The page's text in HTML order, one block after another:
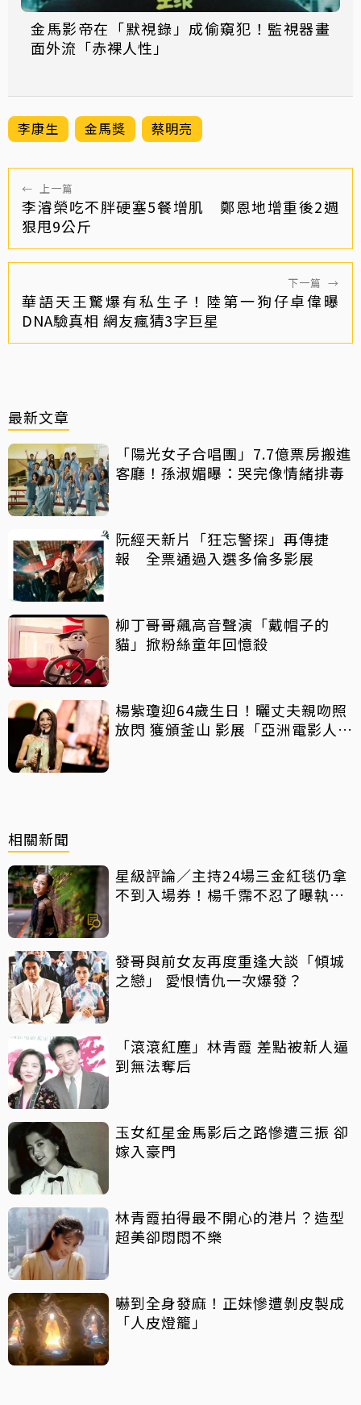
金馬影帝在「默視錄」成偷窺犯！監視器畫
面外流「赤裸人性」
李康生 金馬獎 蔡明亮
← 上一篇
李濬榮吃不胖硬塞5餐增肌 鄭恩地增重後2週
狠甩9公斤
下一篇 →
華語天王驚爆有私生子！陸第一狗仔卓偉曝
DNA驗真相 網友瘋猜3字巨星
最新文章
「陽光女子合唱團」7.7億票房搬進
客廳！孫淑媚曝：哭完像情緒排毒
阮經天新片「狂忘警探」再傳捷
報 全票通過入選多倫多影展
柳丁哥哥飆高音聲演「戴帽子的
貓」掀粉絲童年回憶殺
楊紫瓊迎64歲生日！曬丈夫親吻照
放閃 獲頒釜山 影展「亞洲電影人
相關新聞
星級評論／主持24場三金紅毯仍拿
不到入場券！楊千霈不忍了曝執委
發哥與前女友再度重逢大談「傾城
之戀」 愛恨情仇一次爆發？
「滾滾紅塵」林青霞 差點被新人逼
到無法奪后
玉女紅星金馬影后之路慘遭三振 卻
嫁入豪門
林青霞拍得最不開心的港片？造型
超美卻悶悶不樂
嚇到全身發麻！正妹慘遭剝皮製成
「人皮燈籠」